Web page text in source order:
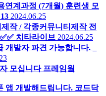
연계과정 (7개월) 훈련생 모
2024.06.25
작 / 각종커뮤니티제작 전
치타라이브 2024.06.25
개발자 파견 가능합니다. _
모십니다 프레임웤
앱 개발해드립니다. 코드닥